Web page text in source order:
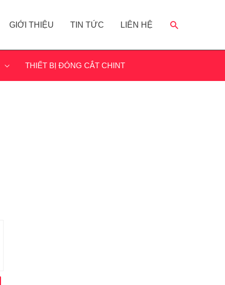
GIỚI THIỆU TIN TỨC LIÊN HỆ
THIẾT BỊ ĐÓNG CẮT CHINT